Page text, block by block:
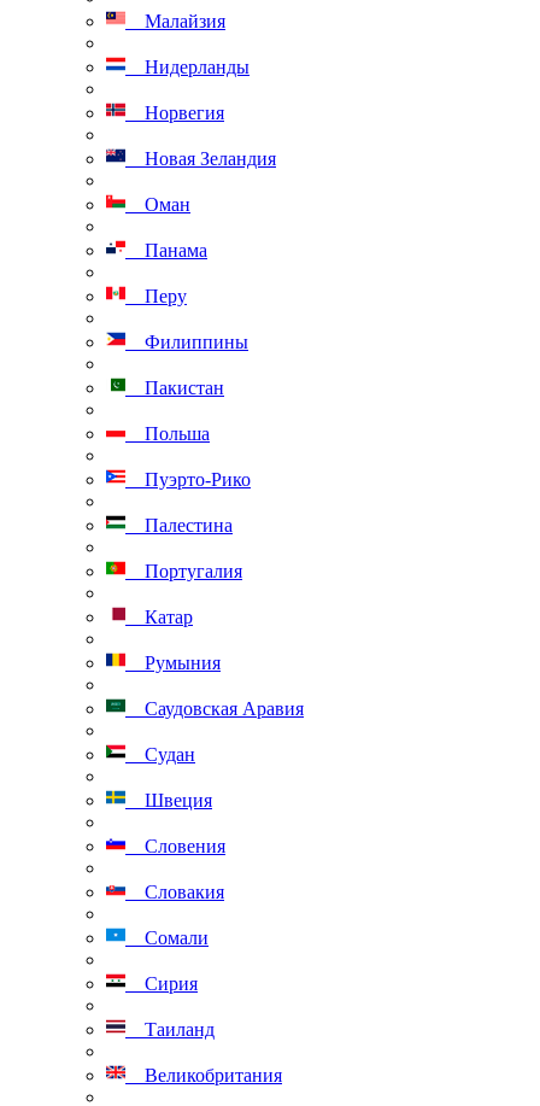
Малайзия
Нидерланды
Норвегия
Новая Зеландия
Оман
Панама
Перу
Филиппины
Пакистан
Польша
Пуэрто-Рико
Палестина
Португалия
Катар
Румыния
Саудовская Аравия
Судан
Швеция
Словения
Словакия
Сомали
Сирия
Таиланд
Великобритания